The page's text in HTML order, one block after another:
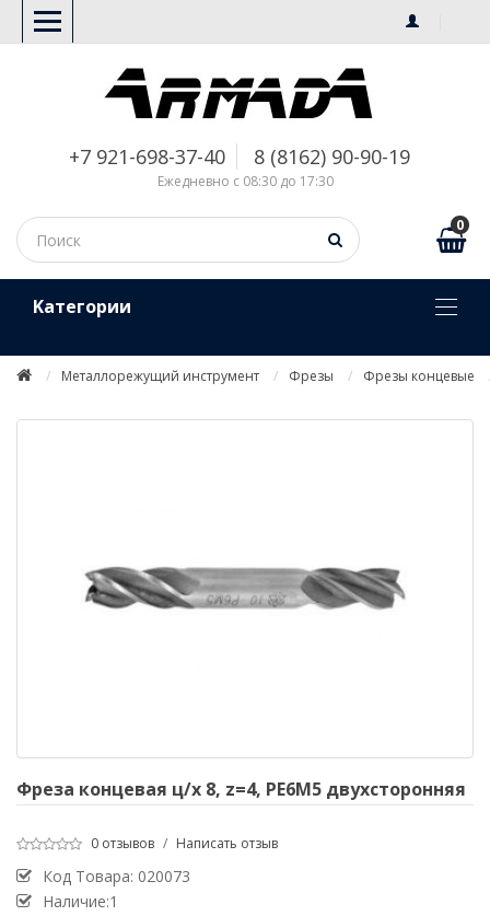
+7 921-698-37-40 8 (8162) 90-90-19
Ежедневно с 08:30 до 17:30
0
Kатегории
Металлорежущий инструмент Фрезы Фрезы концевые
Фреза концевая ц/х 8, z=4, PE6M5 двухсторонняя
0 отзывов / Написать отзыв
Код Товара: 020073
Наличие:1